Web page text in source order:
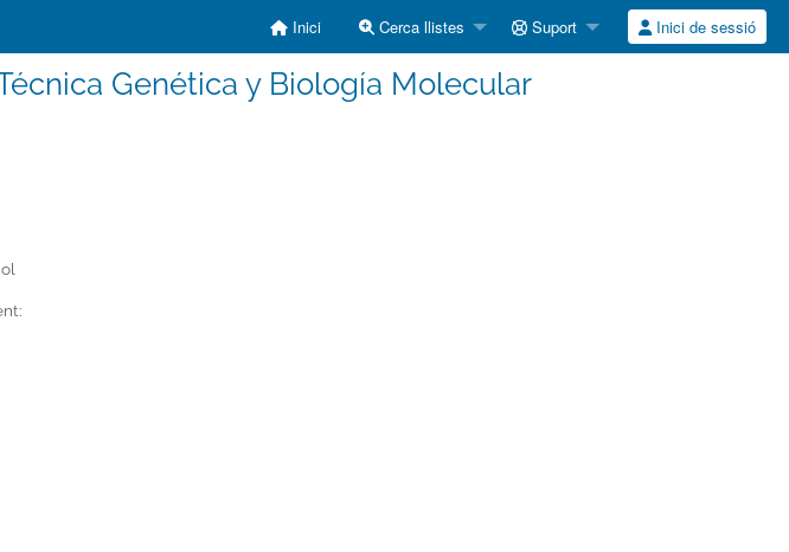
Inici Cerca llistes Suport Inici de sessió
Genética y Biología Molecular